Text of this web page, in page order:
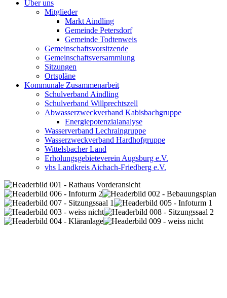
Über uns
Mitglieder
Markt Aindling
Gemeinde Petersdorf
Gemeinde Todtenweis
Gemeinschaftsvorsitzende
Gemeinschaftsversammlung
Sitzungen
Ortspläne
Kommunale Zusammenarbeit
Schulverband Aindling
Schulverband Willprechtszell
Abwasserzweckverband Kabisbachgruppe
Energiepotenzialanalyse
Wasserverband Lechraingruppe
Wasserzweckverband Hardhofgruppe
Wittelsbacher Land
Erholungsgebieteverein Augsburg e.V.
vhs Landkreis Aichach-Friedberg e.V.